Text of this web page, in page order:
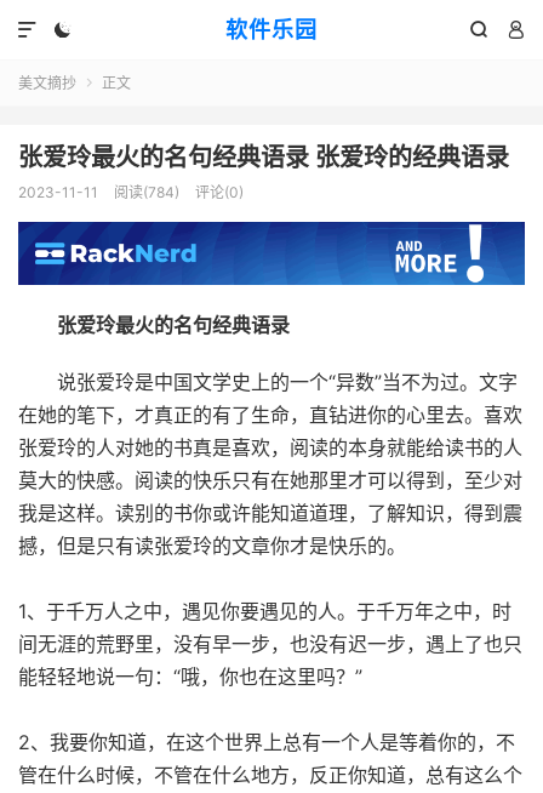
软件乐园 
 

美文摘抄  正文
张爱玲最火的名句经典语录 张爱玲的经典语录
2023-11-11 阅读(784) 评论(0)
张爱玲最火的名句经典语录
说张爱玲是中国文学史上的一个“异数”当不为过。文字
在她的笔下，才真正的有了生命，直钻进你的心里去。喜欢
张爱玲的人对她的书真是喜欢，阅读的本身就能给读书的人
莫大的快感。阅读的快乐只有在她那里才可以得到，至少对
我是这样。读别的书你或许能知道道理，了解知识，得到震
撼，但是只有读张爱玲的文章你才是快乐的。
1、于千万人之中，遇见你要遇见的人。于千万年之中，时
间无涯的荒野里，没有早一步，也没有迟一步，遇上了也只
能轻轻地说一句：“哦，你也在这里吗？”
2、我要你知道，在这个世界上总有一个人是等着你的，不
管在什么时候，不管在什么地方，反正你知道，总有这么个